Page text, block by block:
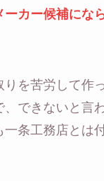
ーカー候補にな
りを苦労して作
、できないと言
条工務店とは